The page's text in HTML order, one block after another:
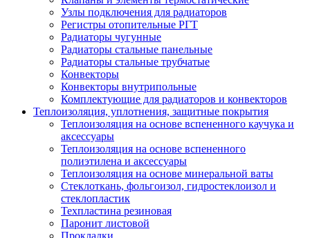
Узлы подключения для радиаторов
Регистры отопительные РГТ
Радиаторы чугунные
Радиаторы стальные панельные
Радиаторы стальные трубчатые
Конвекторы
Конвекторы внутрипольные
Комплектующие для радиаторов и конвекторов
Теплоизоляция, уплотнения, защитные покрытия
Теплоизоляция на основе вспененного каучука и
аксессуары
Теплоизоляция на основе вспененного
полиэтилена и аксессуары
Теплоизоляция на основе минеральной ваты
Стеклоткань, фольгоизол, гидростеклоизол и
стеклопластик
Техпластина резиновая
Паронит листовой
Прокладки